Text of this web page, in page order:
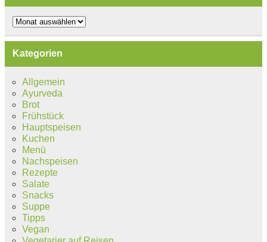
Archiv
Kategorien
Allgemein
Ayurveda
Brot
Frühstück
Hauptspeisen
Kuchen
Menü
Nachspeisen
Rezepte
Salate
Snacks
Suppe
Tipps
Vegan